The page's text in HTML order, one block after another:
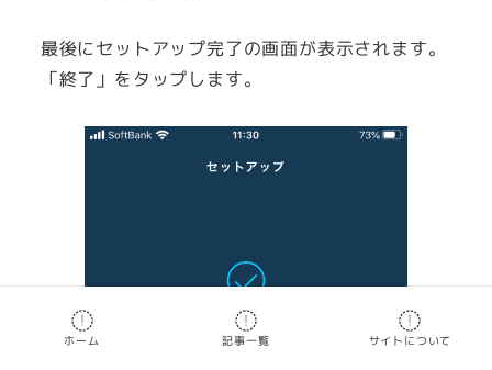
最後にセットアップ完了の画面が表示されます。
「終了」をタップします。
ホーム 記事一覧 サイトについて